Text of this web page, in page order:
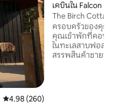
คะแนนเฉลี่ย 4.98 จาก 5, 260 รีวิว
4.98 (260)
เคบินใน Falcon
The Birch
ครอบครัวของคุณ
คุณเข้าพักที่คอทเท
ในทะเลสาบฟอลคอน เพียงไม่กี่ก้าวจา
สรรพสินค้าชายหา